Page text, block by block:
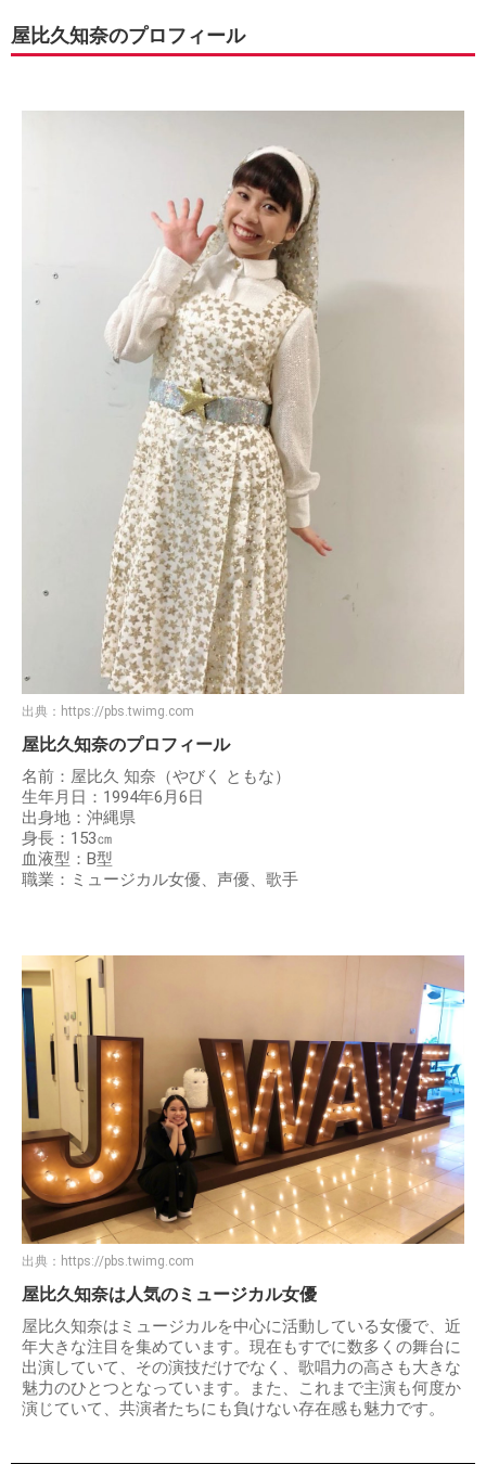
屋比久知奈のプロフィール
出典： https://pbs.twimg.com
屋比久知奈のプロフィール
名前：屋比久 知奈（やびく ともな）
生年月日：1994年6月6日
出身地：沖縄県
身長：153㎝
血液型：B型
職業：ミュージカル女優、声優、歌手
出典： https://pbs.twimg.com
屋比久知奈は人気のミュージカル女優
屋比久知奈はミュージカルを中心に活動している女優で、近
年大きな注目を集めています。現在もすでに数多くの舞台に
出演していて、その演技だけでなく、歌唱力の高さも大きな
魅力のひとつとなっています。また、これまで主演も何度か
演じていて、共演者たちにも負けない存在感も魅力です。